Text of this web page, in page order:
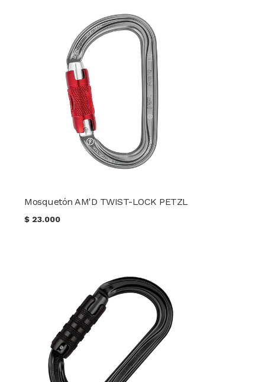
Mosquetón AM'D TWIST-LOCK PETZL
$ 23.000